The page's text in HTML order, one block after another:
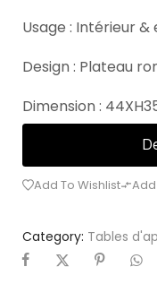
Usage : Intérieur
Design : Plateau
Dimension :
Add To Wishlist
Category: Tables